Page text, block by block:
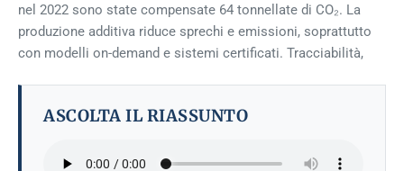
nel 2022 sono state compensate 64 tonnellate di CO₂. La
produzione additiva riduce sprechi e emissioni, soprattutto
con modelli on-demand e sistemi certificati. Tracciabilità,
ASCOLTA IL RIASSUNTO